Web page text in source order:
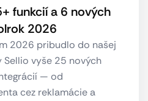
funkcií a 6 nových
2026
2026 pribudlo do našej
vyše 25 nových
— od
cez reklamácie a